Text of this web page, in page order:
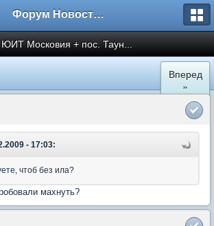
Форум Новостройки
Московия + пос. Таун...
Вперед
»
- 17:03:
чтоб без ила?
махнуть?